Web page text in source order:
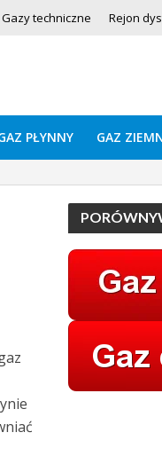
Gazy techniczne Rejon
PŁYNNY GAZ ZIEMNY